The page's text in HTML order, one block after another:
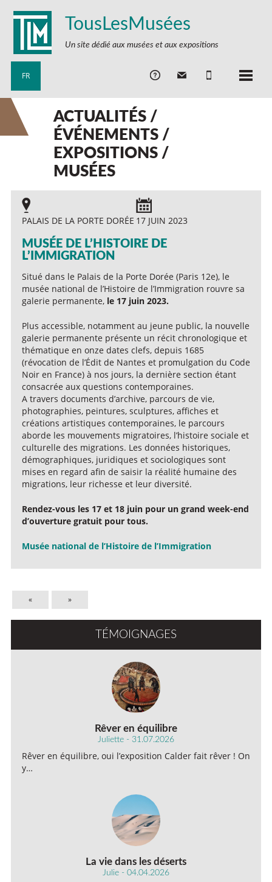
TousLesMusées
Un site dédié aux musées et aux expositions
FR
ACTUALITÉS /
ÉVÉNEMENTS /
EXPOSITIONS /
MUSÉES
PALAIS DE LA PORTE DORÉE 17 JUIN 2023
MUSÉE DE L’HISTOIRE DE
L’IMMIGRATION
Situé dans le Palais de la Porte Dorée (Paris 12e), le
musée national de l’Histoire de l’Immigration rouvre sa
galerie permanente, le 17 juin 2023.
Plus accessible, notamment au jeune public, la nouvelle
galerie permanente présente un récit chronologique et
thématique en onze dates clefs, depuis 1685
(révocation de l’Édit de Nantes et promulgation du Code
Noir en France) à nos jours, la dernière section étant
consacrée aux questions contemporaines.
A travers documents d’archive, parcours de vie,
photographies, peintures, sculptures, affiches et
créations artistiques contemporaines, le parcours
aborde les mouvements migratoires, l’histoire sociale et
culturelle des migrations. Les données historiques,
démographiques, juridiques et sociologiques sont
mises en regard afin de saisir la réalité humaine des
migrations, leur richesse et leur diversité.
Rendez-vous les 17 et 18 juin pour un grand week-end
d’ouverture gratuit pour tous.
Musée national de l’Histoire de l’Immigration
« »
TÉMOIGNAGES
Rêver en équilibre
Juliette - 31.07.2026
Rêver en équilibre, oui l’exposition Calder fait rêver ! On
y…
La vie dans les déserts
Julie - 04.04.2026